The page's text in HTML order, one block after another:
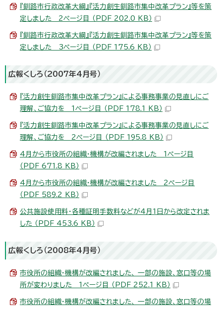
『釧路市行政改革大綱』『活力創生釧路市集中改革プラン』等を策
定しました 2ページ目 （PDF 202.0 KB）
『釧路市行政改革大綱』『活力創生釧路市集中改革プラン』等を策
定しました 3ページ目 （PDF 175.6 KB）
広報くしろ（2007年4月号）
『活力創生釧路市集中改革プラン』による事務事業の見直しにご
理解、ご協力を 1ページ目 （PDF 178.1 KB）
『活力創生釧路市集中改革プラン』による事務事業の見直しにご
理解、ご協力を 2ページ目 （PDF 195.8 KB）
4月から市役所の組織・機構が改編されました 1ページ目
（PDF 671.8 KB）
4月から市役所の組織・機構が改編されました 2ページ目
（PDF 589.2 KB）
公共施設使用料・各種証明手数料などが4月1日から改定されま
した （PDF 453.6 KB）
広報くしろ（2008年4月号）
市役所の組織・機構が改編されました、 一部の施設、窓口等の場
所が変わりました 1ページ目 （PDF 252.1 KB）
市役所の組織・機構が改編されました、 一部の施設、窓口等の場